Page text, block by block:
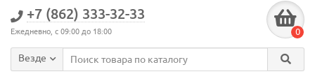
+7 (862) 333-32-33
Ежедневно, с 09:00 до 18:00 0
Везде